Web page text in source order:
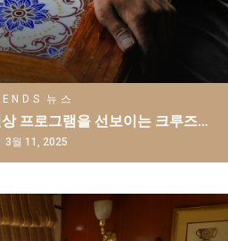
뉴스
프로그램을 선보이는 크루즈…
3월 11, 2025